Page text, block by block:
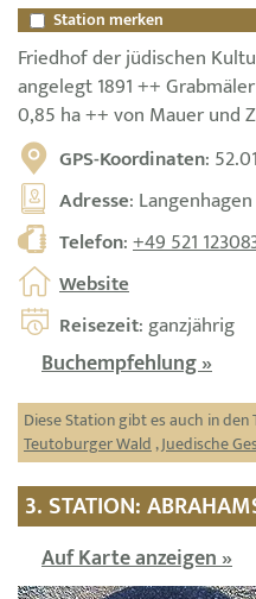
Station merken
Friedhof der jüdischen
angelegt 1891 ++
0,85 ha ++ von Mauer und
GPS-Koordinaten:
Adresse:
Telefon:+49 521
Website
Reisezeit: ganzjährig
Buchempfehlung »
Diese Station gibt es auch in
Teutoburger Wald,Juedische
3. STATION:
Auf Karte anzeigen »